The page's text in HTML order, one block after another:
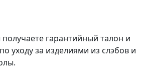
гарантийный талон и
уходу за изделиями из слэбов и